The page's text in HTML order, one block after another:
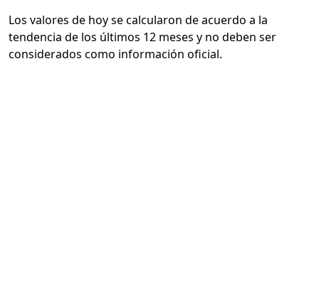
Los valores de hoy se calcularon de acuerdo a la
tendencia de los últimos 12 meses y no deben ser
considerados como información oficial.